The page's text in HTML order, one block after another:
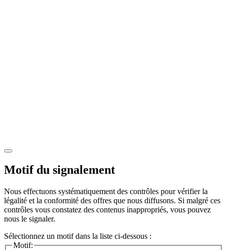
Motif du signalement
Nous effectuons systématiquement des contrôles pour vérifier la
légalité et la conformité des offres que nous diffusons. Si malgré ces
contrôles vous constatez des contenus inappropriés, vous pouvez
nous le signaler.
Sélectionnez un motif dans la liste ci-dessous :
Motif: